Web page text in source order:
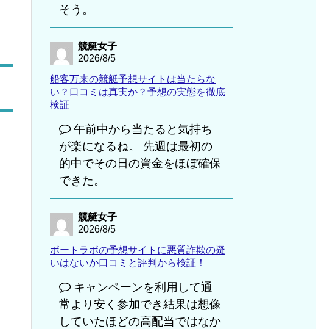
そう。
競艇女子
2026/8/5
船客万来の競艇予想サイトは当たらな
い？口コミは真実か？予想の実態を徹底
検証
午前中から当たると気持ち
が楽になるね。 先週は最初の
的中でその日の資金をほぼ確保
できた。
競艇女子
2026/8/5
ボートラボの予想サイトに悪質詐欺の疑
いはないか口コミと評判から検証！
キャンペーンを利用して通
常より安く参加でき結果は想像
していたほどの高配当ではなか